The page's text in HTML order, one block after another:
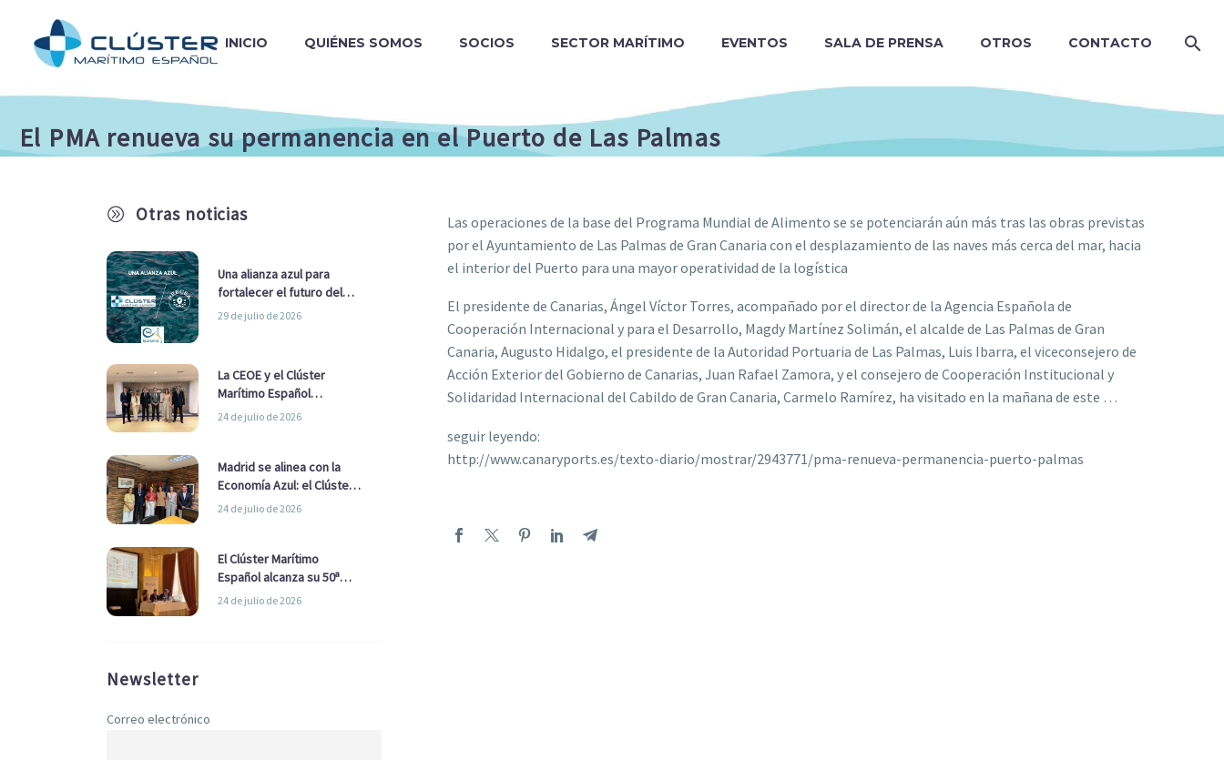
INICIO QUIÉNES SOMOS SOCIOS SECTOR MARÍTIMO EVENTOS SALA DE PRENSA OTROS CONTACTO
El PMA renueva su permanencia en el Puerto de Las Palmas
A Otras noticias
Una alianza azul para
fortalecer el futuro del
sector marítimo
29 de julio de 2026
La CEOE y el Clúster
Marítimo Español
refuerzan su alianza para
24 de julio de 2026
Madrid se alinea con la
Economía Azul: el Clúster
Marítimo Español y la Real
Ayuntamiento
24 de julio de 2026
El Clúster Marítimo
Español alcanza su 50ª
Asamblea reafirmando su
24 de julio de 2026
Newsletter
Correo electrónico
Las operaciones de la base del Programa Mundial de Alimento se se potenciarán aún más tras las obras previstas
por el Ayuntamiento de Las Palmas de Gran Canaria con el desplazamiento de las naves más cerca del mar, hacia
el interior del Puerto para una mayor operatividad de la logística
El presidente de Canarias, Ángel Víctor Torres, acompañado por el director de la Agencia Española de
Cooperación Internacional y para el Desarrollo, Magdy Martínez Solimán, el alcalde de Las Palmas de Gran
Canaria, Augusto Hidalgo, el presidente de la Autoridad Portuaria de Las Palmas, Luis Ibarra, el viceconsejero de
Acción Exterior del Gobierno de Canarias, Juan Rafael Zamora, y el consejero de Cooperación Institucional y
Solidaridad Internacional del Cabildo de Gran Canaria, Carmelo Ramírez, ha visitado en la mañana de este …
seguir leyendo:
http://www.canaryports.es/texto-diario/mostrar/2943771/pma-renueva-permanencia-puerto-palmas